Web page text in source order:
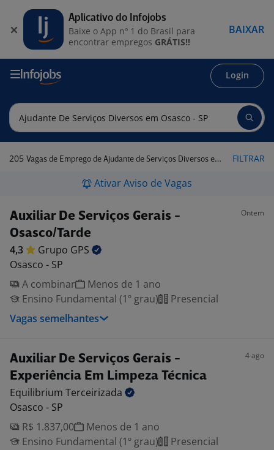
Login
205 Vagas de Emprego de Ajudante de Serviços Diversos em Osasco - SP FILTRAR
Ativar Aviso de Vagas
Auxiliar De Serviços Gerais -
Osasco/Tarde
Ontem
4,3 Grupo GPS
Osasco - SP
A combinar
Menos de 1 ano
Ensino Fundamental (1º grau)
Presencial
Vagas semelhantes
Auxiliar De Serviços Gerais -
Experiência Em Limpeza Técnica
4 ago
Equilibrium Terceirizada
Osasco - SP
R$ 1.837,00
Menos de 1 ano
Ensino Fundamental (1º grau)
Presencial
Aplicativo do Infojobs
Baixe o App nº 1 do Brasil para
encontrar empregos GRÁTIS!!
BAIXAR